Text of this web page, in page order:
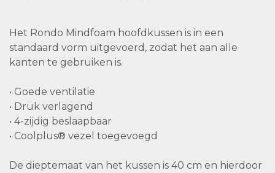
Het Rondo Mindfoam hoofdkussen is in een
standaard vorm uitgevoerd, zodat het aan alle
kanten te gebruiken is.
• Goede ventilatie
• Druk verlagend
• 4-zijdig beslaapbaar
• Coolplus® vezel toegevoegd
De dieptemaat van het kussen is 40 cm en hierdoor